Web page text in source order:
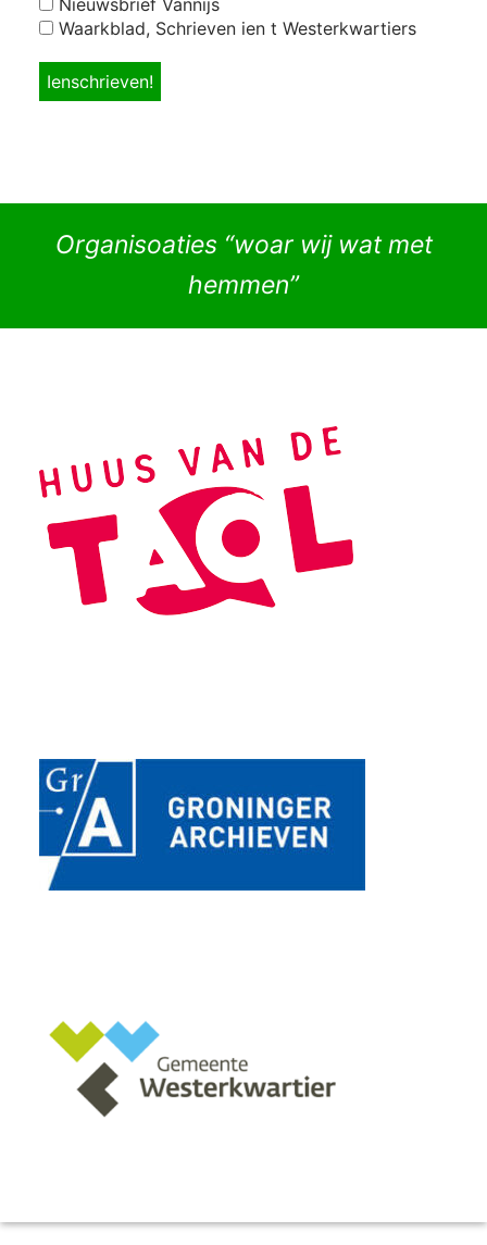
Nieuwsbrief Vannijs
Waarkblad, Schrieven ien t Westerkwartiers
Organisoaties “woar wij wat met
hemmen”